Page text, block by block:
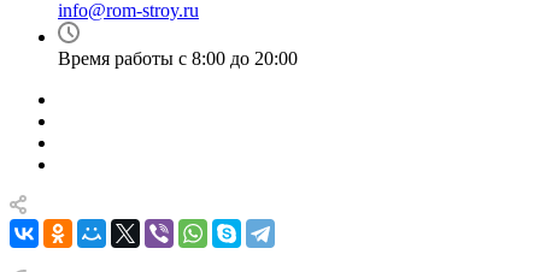
info@rom-stroy.ru
Время работы с 8:00 до 20:00